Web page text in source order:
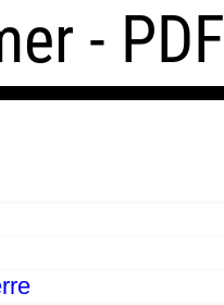
- PDF